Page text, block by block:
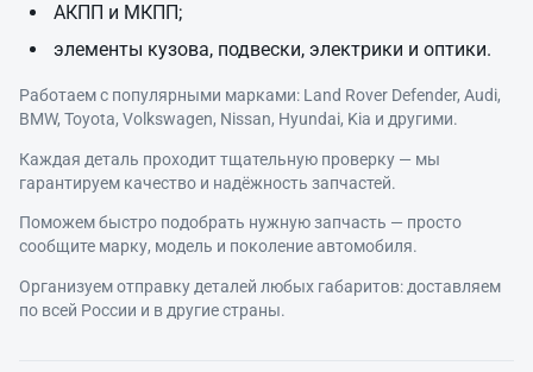
АКПП и МКПП;
элементы кузова, подвески, электрики и оптики.
Работаем с популярными марками: Land Rover Defender, Audi,
BMW, Toyota, Volkswagen, Nissan, Hyundai, Kia и другими.
Каждая деталь проходит тщательную проверку — мы
гарантируем качество и надёжность запчастей.
Поможем быстро подобрать нужную запчасть — просто
сообщите марку, модель и поколение автомобиля.
Организуем отправку деталей любых габаритов: доставляем
по всей России и в другие страны.